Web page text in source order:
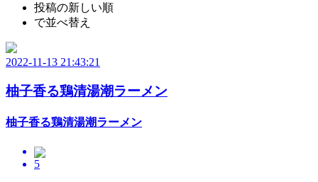
投稿の新しい順
で並べ替え
2022-11-13 21:43:21
柚子香る鶏清湯潮ラーメン
柚子香る鶏清湯潮ラーメン
5